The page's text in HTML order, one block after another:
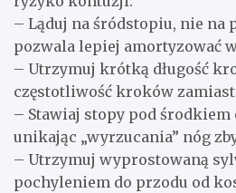
– Ląduj na śródstopiu, nie na
pozwala lepiej amortyzować
– Utrzymuj krótką długość
częstotliwość kroków
– Stawiaj stopy pod środkiem
unikając „wyrzucania” nóg
– Utrzymuj wyprostowaną
pochyleniem do przodu od